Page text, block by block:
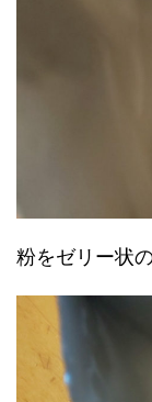
粉をゼリー状